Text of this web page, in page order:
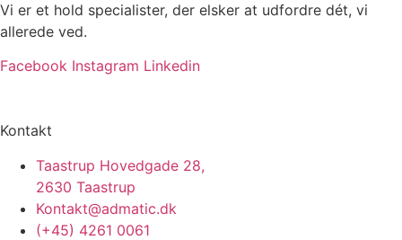
Vi er et hold specialister, der elsker at udfordre dét, vi
allerede ved.
Facebook Instagram Linkedin
Kontakt
Taastrup Hovedgade 28,
2630 Taastrup
Kontakt@admatic.dk
(+45) 4261 0061